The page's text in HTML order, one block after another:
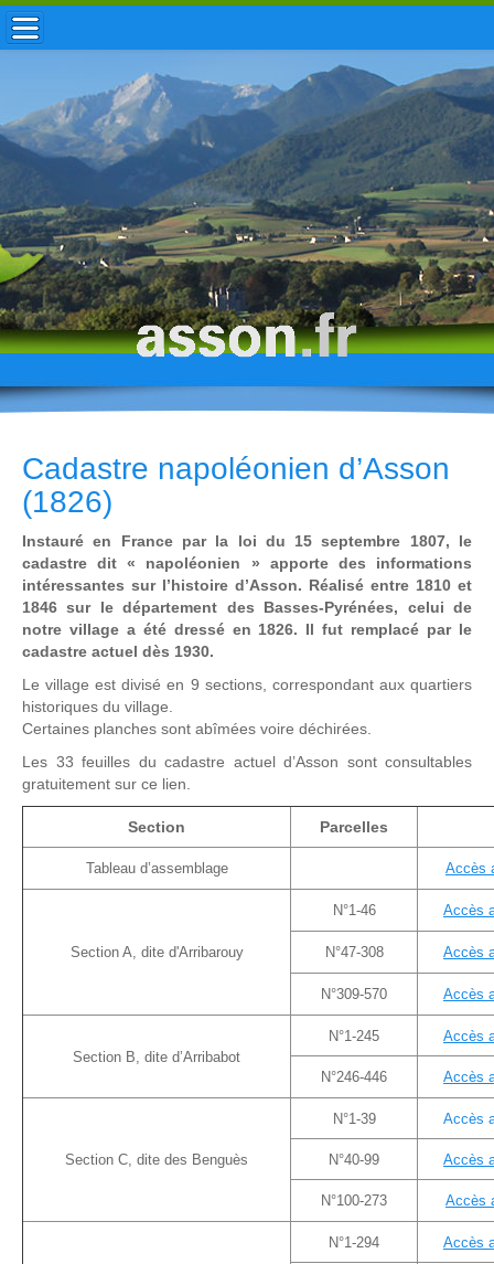
ACCUEIL / INFOS
MUNICIPALITÉ
VIE LOCALE
ENFANCE
TOURISME
HISTOIRE
Cadastre napoléonien d’Asson
(1826)
Instauré en France par la loi du 15 septembre 1807, le
cadastre dit « napoléonien » apporte des informations
intéressantes sur l’histoire d’Asson. Réalisé entre 1810 et
1846 sur le département des Basses-Pyrénées, celui de
notre village a été dressé en 1826. Il fut remplacé par le
cadastre actuel dès 1930.
Le village est divisé en 9 sections, correspondant aux quartiers
historiques du village.
Certaines planches sont abîmées voire déchirées.
Les 33 feuilles du cadastre actuel d’Asson sont consultables
gratuitement sur ce lien.
Section Parcelles
Tableau d’assemblage Accès
Section A, dite d'Arribarouy
N°1-46 Accès
N°47-308 Accès
N°309-570 Accès
Section B, dite d’Arribabot
N°1-245 Accès
N°246-446 Accès
Section C, dite des Benguès
N°1-39 Accès
N°40-99 Accès
N°100-273 Accès
N°1-294 Accès